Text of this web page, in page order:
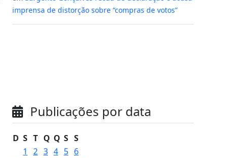
imprensa de distorção sobre “compras de votos”
Publicações por data
D S T Q Q S S
1
2 3 4 5 6